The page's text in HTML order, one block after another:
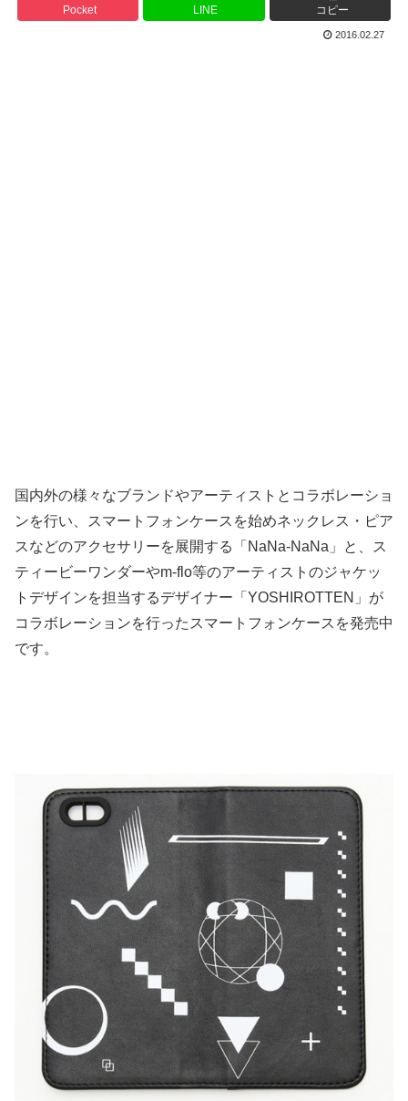
Pocket LINE コピー
2016.02.27
国内外の様々なブランドやアーティストとコラボレーショ
ンを行い、スマートフォンケースを始めネックレス・ピア
スなどのアクセサリーを展開する「NaNa-NaNa」と、ス
ティービーワンダーやm-flo等のアーティストのジャケッ
トデザインを担当するデザイナー「YOSHIROTTEN」が
コラボレーションを行ったスマートフォンケースを発売中
です。